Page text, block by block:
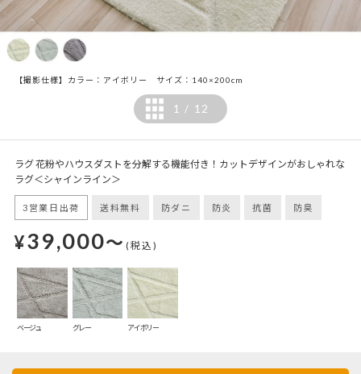
【撮影仕様】カラー：アイボリー サイズ：140×200cm
1 / 12
ラグ 花粉やハウスダストを分解する機能付き！カットデザインがおしゃれな
ラグ＜シャインライン＞
3営業日出荷 送料無料 防ダニ 防炎 抗菌 防臭
¥39,000～ (税込)
ベージュ グレー アイボリー